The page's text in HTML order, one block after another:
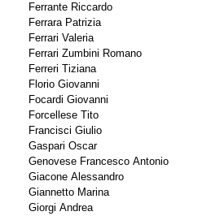
Ferrante Riccardo
Ferrara Patrizia
Ferrari Valeria
Ferrari Zumbini Romano
Ferreri Tiziana
Florio Giovanni
Focardi Giovanni
Forcellese Tito
Francisci Giulio
Gaspari Oscar
Genovese Francesco Antonio
Giacone Alessandro
Giannetto Marina
Giorgi Andrea